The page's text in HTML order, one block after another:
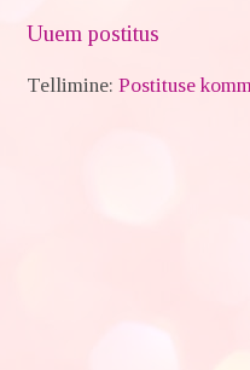
Uuem postitus
Tellimine:Postituse